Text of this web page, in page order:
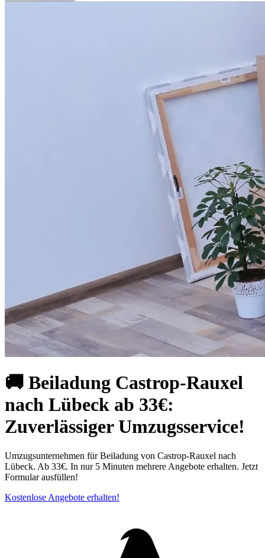
🚚 Beiladung Castrop-Rauxel
nach Lübeck ab 33€:
Zuverlässiger Umzugsservice!
Umzugsunternehmen für Beiladung von Castrop-Rauxel nach
Lübeck. Ab 33€. In nur 5 Minuten mehrere Angebote erhalten. Jetzt
Formular ausfüllen!
Kostenlose Angebote erhalten!